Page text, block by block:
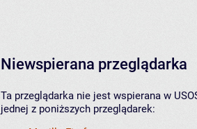
Niewspierana przeglądarka
Ta przeglądarka nie jest wspierana w
jednej z poniższych przeglądarek: